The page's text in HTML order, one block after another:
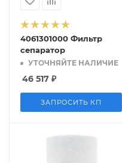
4061301000 Фильтр
сепаратор
УТОЧНЯЙТЕ НАЛИЧИЕ
46 517 ₽
ЗАПРОСИТЬ КП